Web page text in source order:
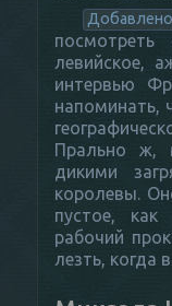
левийское,
интервью
напоминать,
Прально ж,
дикими
королевы.
пустое,
рабочий
лезть, когда